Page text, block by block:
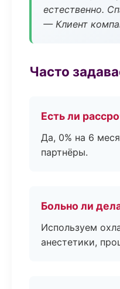
естественно.
— Клиент
Часто
Есть ли
Да, 0% на 6
партнёры.
Больно ли
Используем
анестетики,